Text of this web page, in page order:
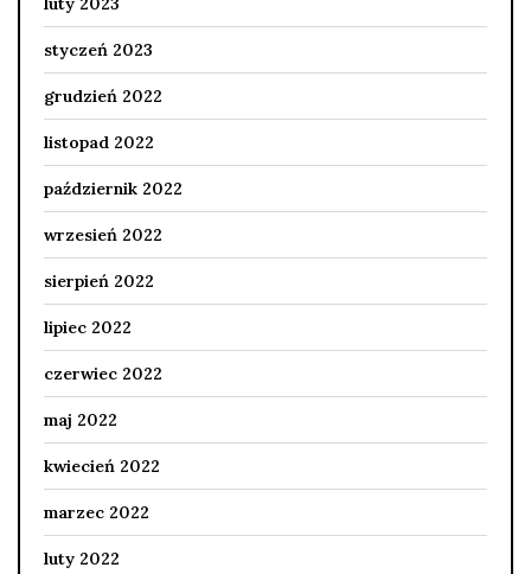
styczeń 2023
grudzień 2022
listopad 2022
październik 2022
wrzesień 2022
sierpień 2022
lipiec 2022
czerwiec 2022
maj 2022
kwiecień 2022
marzec 2022
luty 2022